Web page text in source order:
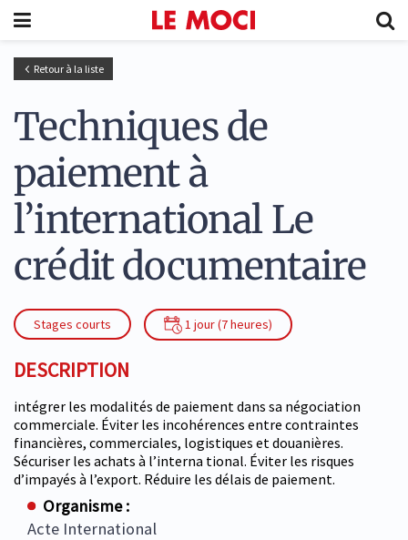
Retour à la liste
Techniques de
paiement à
l’international Le
crédit documentaire
Stages courts 1 jour (7 heures)
DESCRIPTION
intégrer les modalités de paiement dans sa négociation
commerciale. Éviter les incohérences entre contraintes
financières, commerciales, logistiques et douanières.
Sécuriser les achats à l’interna tional. Éviter les risques
d’impayés à l’export. Réduire les délais de paiement.
Organisme :
Acte International